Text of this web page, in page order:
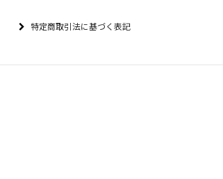
特定商取引法に基づく表記